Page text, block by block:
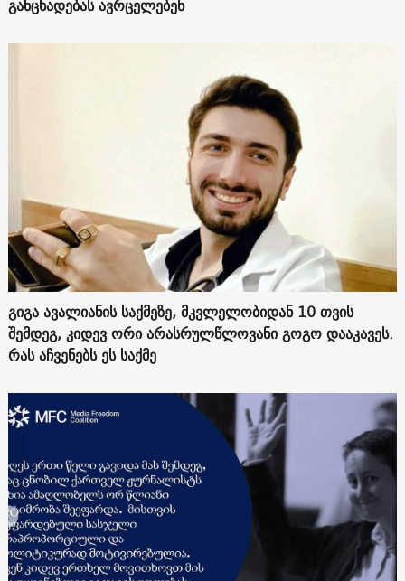
განცხადებას ავრცელებენ
გიგა ავალიანის საქმეზე, მკვლელობიდან 10 თვის
შემდეგ, კიდევ ორი არასრულწლოვანი გოგო დააკავეს.
რას აჩვენებს ეს საქმე